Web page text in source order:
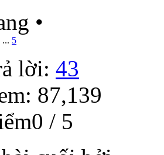
•
... 5
lời: 43
87,139
/ 5